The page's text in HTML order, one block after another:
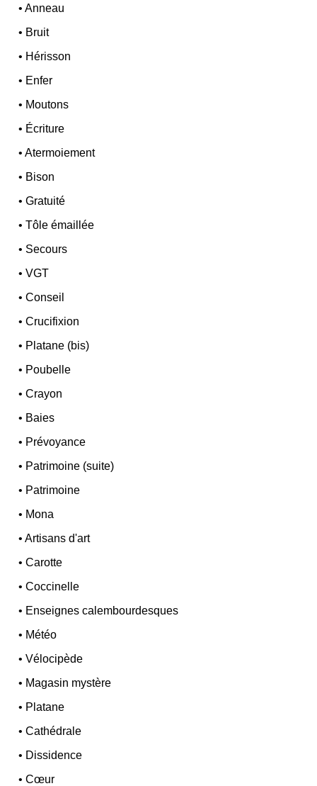
•Anneau
• Bruit
• Hérisson
• Enfer
• Moutons
• Écriture
•Atermoiement
• Bison
•Gratuité
•Tôle émaillée
• Secours
•VGT
•Conseil
•Crucifixion
• Platane (bis)
• Poubelle
•Crayon
• Baies
• Prévoyance
• Patrimoine (suite)
• Patrimoine
• Mona
•Artisans d'art
•Carotte
•Coccinelle
• Enseignes calembourdesques
• Météo
•Vélocipède
• Magasin mystère
• Platane
•Cathédrale
• Dissidence
•Cœur